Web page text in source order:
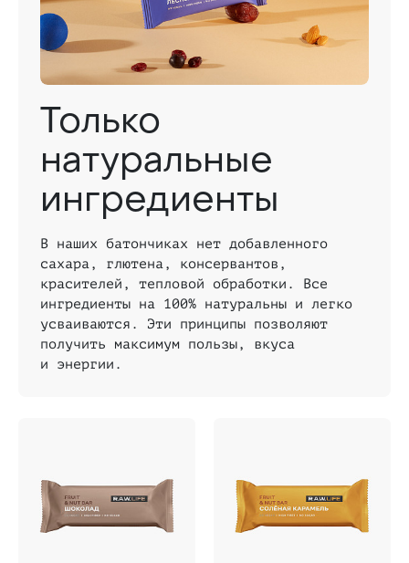
Только
натуральные
ингредиенты
В наших батончиках нет добавленного
сахара, глютена, консервантов,
красителей, тепловой обработки. Все
ингредиенты на 100% натуральны и легко
усваиваются. Эти принципы позволяют
получить максимум пользы, вкуса
и энергии.